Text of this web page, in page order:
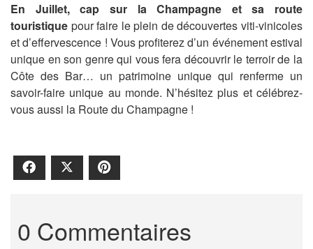
En Juillet,cap surla Champagne et sa route
touristique pourfaire le plein de découvertes viti-vinicoles
et d’effervescence ! Vousprofiterezd’un événementestival
unique en son genrequi vousfera découvrir le terroirde la
Côte des Bar… un patrimoine unique qui renferme un
savoir-faire unique au monde. N’hésitez plus et célébrez-
vousaussi la Route du Champagne !
Facebook
0 Commentaires